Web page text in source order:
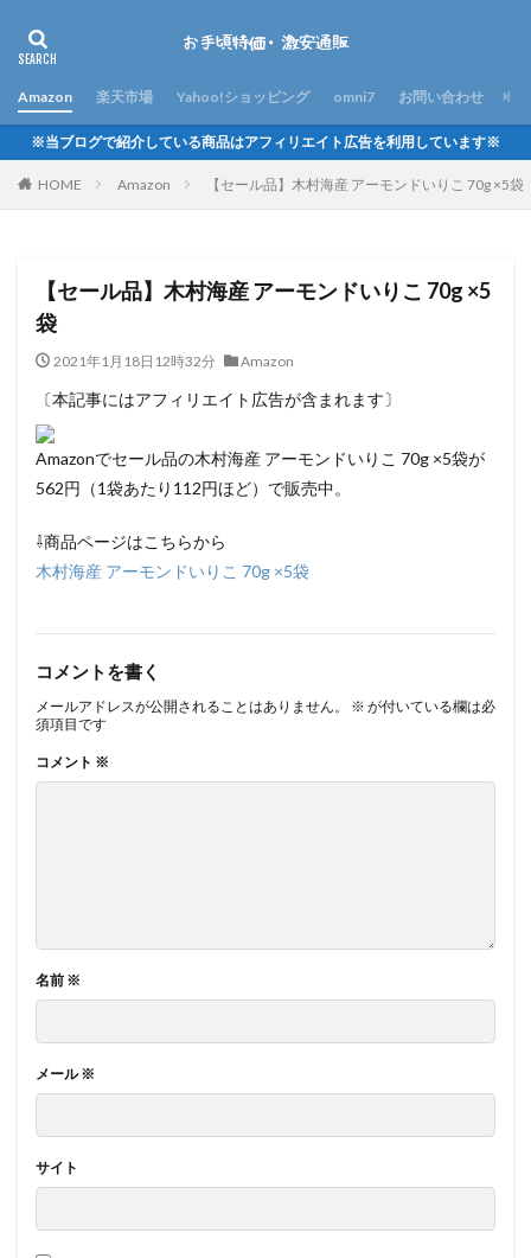
Amazon 楽天市場 Yahoo!ショッピング omni7 お問い合わせ
※当ブログで紹介している商品はアフィリエイト広告を利用しています※
HOME Amazon 【セール品】木村海産 アーモンドいりこ 70g ×5袋
【セール品】木村海産 アーモンドいりこ 70g ×5
袋
2021年1月18日12時32分 Amazon
〔本記事にはアフィリエイト広告が含まれます〕
Amazonでセール品の木村海産 アーモンドいりこ 70g ×5袋が
562円（1袋あたり112円ほど）で販売中。
⇩商品ページはこちらから
木村海産 アーモンドいりこ 70g ×5袋
コメントを書く
メールアドレスが公開されることはありません。 ※ が付いている欄は必
須項目です
コメント ※
名前 ※
メール※
サイト